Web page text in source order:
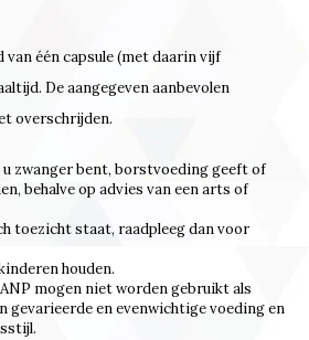
van één capsule (met daarin vijf
De aangegeven aanbevolen
overschrijden.
zwanger bent, borstvoeding geeft of
behalve op advies van een arts of
toezicht staat, raadpleeg dan voor
houden.
mogen niet worden gebruikt als
gevarieerde en evenwichtige voeding en